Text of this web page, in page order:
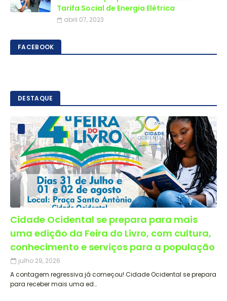
Tarifa Social de Energia Elétrica
abril 07, 2023
FACEBOOK
DESTAQUE
Cidade Ocidental se prepara para mais
uma edição da Feira do Livro, com cultura,
conhecimento e serviços para a população
julho 29, 2026
A contagem regressiva já começou! Cidade Ocidental se prepara
para receber mais uma ed…